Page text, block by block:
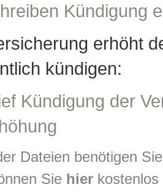
Kündigung
erhöht
kündigen:
Kündigung der
Dateien benötigen
Sie hier